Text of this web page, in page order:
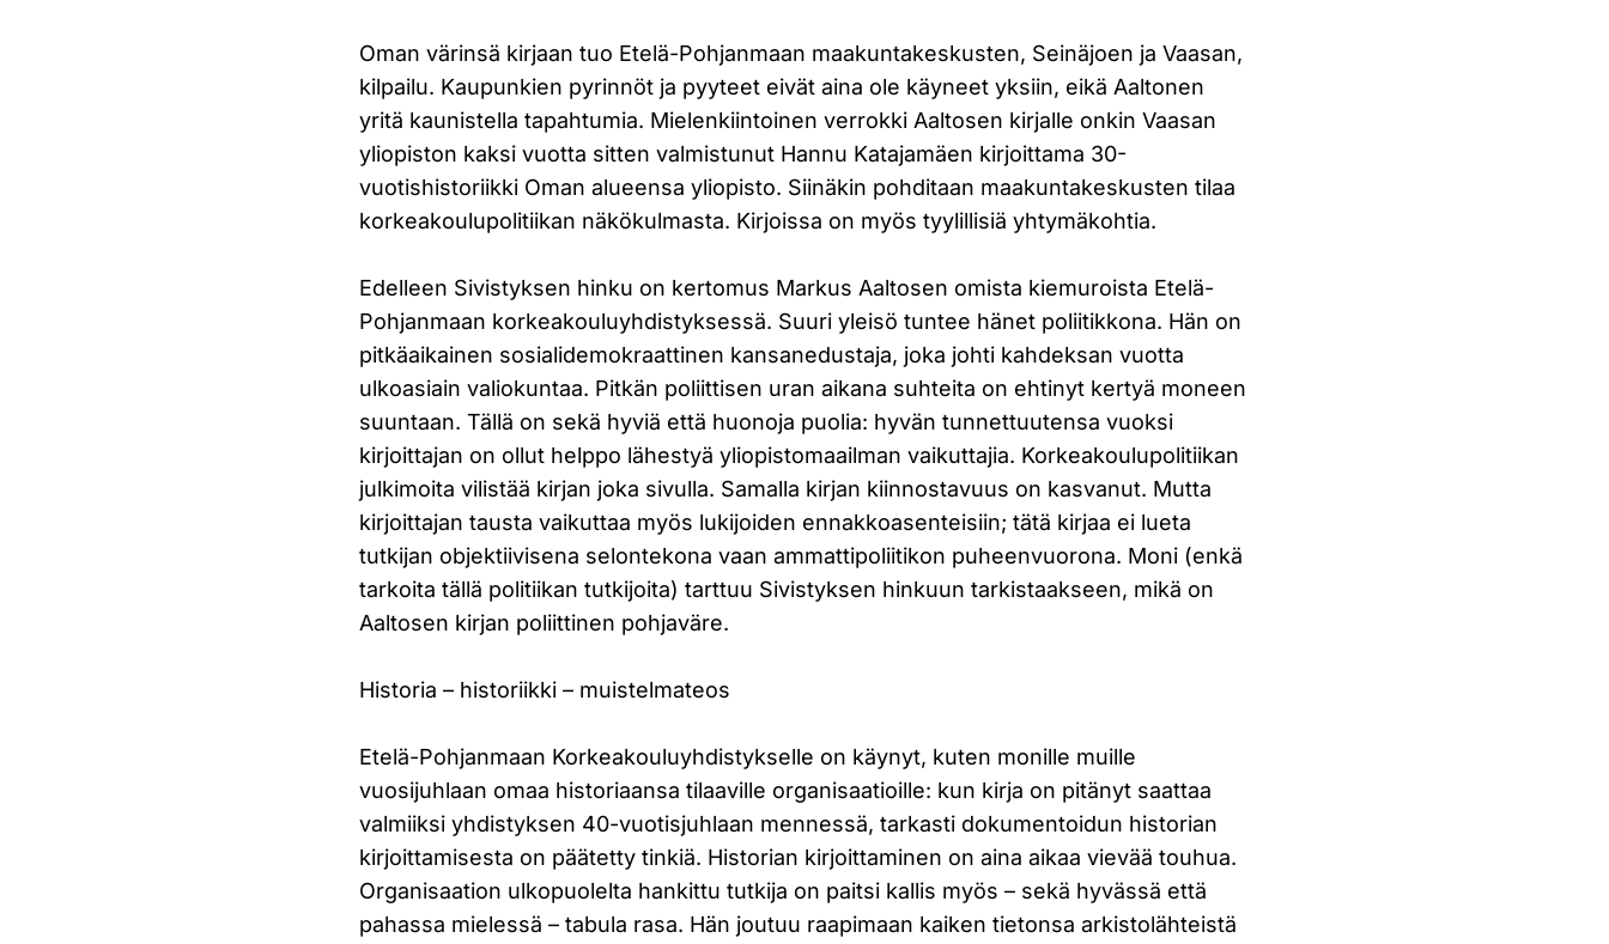
Oman värinsä kirjaan tuo Etelä-Pohjanmaan maakuntakeskusten, Seinäjoen ja Vaasan,
kilpailu. Kaupunkien pyrinnöt ja pyyteet eivät aina ole käyneet yksiin, eikä Aaltonen
yritä kaunistella tapahtumia. Mielenkiintoinen verrokki Aaltosen kirjalle onkin Vaasan
yliopiston kaksi vuotta sitten valmistunut Hannu Katajamäen kirjoittama 30-
vuotishistoriikki Oman alueensa yliopisto. Siinäkin pohditaan maakuntakeskusten tilaa
korkeakoulupolitiikan näkökulmasta. Kirjoissa on myös tyylillisiä yhtymäkohtia.
Edelleen Sivistyksen hinku on kertomus Markus Aaltosen omista kiemuroista Etelä-
Pohjanmaan korkeakouluyhdistyksessä. Suuri yleisö tuntee hänet poliitikkona. Hän on
pitkäaikainen sosialidemokraattinen kansanedustaja, joka johti kahdeksan vuotta
ulkoasiain valiokuntaa. Pitkän poliittisen uran aikana suhteita on ehtinyt kertyä moneen
suuntaan. Tällä on sekä hyviä että huonoja puolia: hyvän tunnettuutensa vuoksi
kirjoittajan on ollut helppo lähestyä yliopistomaailman vaikuttajia. Korkeakoulupolitiikan
julkimoita vilistää kirjan joka sivulla. Samalla kirjan kiinnostavuus on kasvanut. Mutta
kirjoittajan tausta vaikuttaa myös lukijoiden ennakkoasenteisiin; tätä kirjaa ei lueta
tutkijan objektiivisena selontekona vaan ammattipoliitikon puheenvuorona. Moni (enkä
tarkoita tällä politiikan tutkijoita) tarttuu Sivistyksen hinkuun tarkistaakseen, mikä on
Aaltosen kirjan poliittinen pohjaväre.
Historia – historiikki – muistelmateos
Etelä-Pohjanmaan Korkeakouluyhdistykselle on käynyt, kuten monille muille
vuosijuhlaan omaa historiaansa tilaaville organisaatioille: kun kirja on pitänyt saattaa
valmiiksi yhdistyksen 40-vuotisjuhlaan mennessä, tarkasti dokumentoidun historian
kirjoittamisesta on päätetty tinkiä. Historian kirjoittaminen on aina aikaa vievää touhua.
Organisaation ulkopuolelta hankittu tutkija on paitsi kallis myös – sekä hyvässä että
pahassa mielessä – tabula rasa. Hän joutuu raapimaan kaiken tietonsa arkistolähteistä